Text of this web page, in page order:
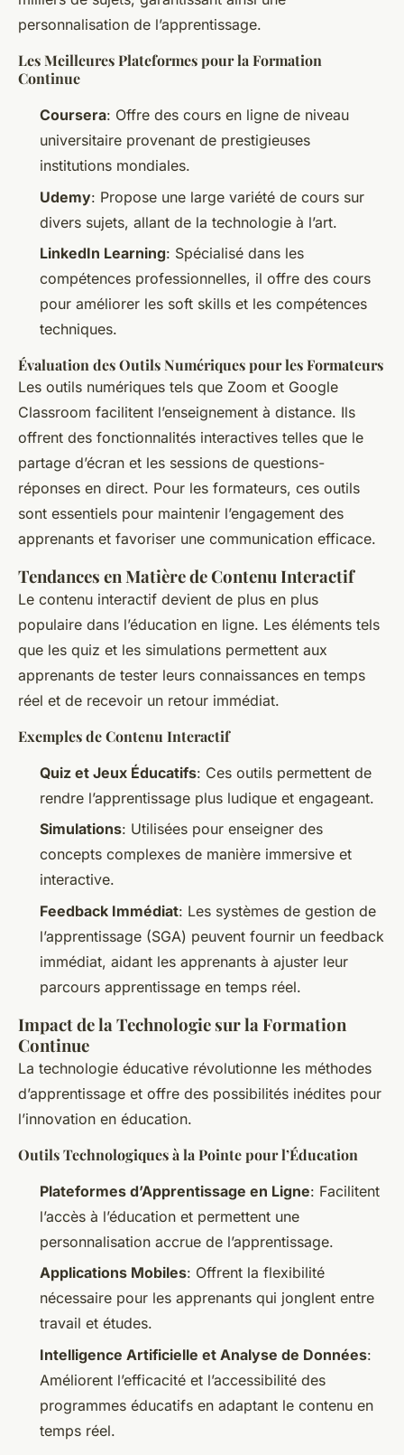
personnalisation de l’apprentissage.
Les Meilleures Plateformes pour la Formation
Continue
Coursera: Offre des cours en ligne de niveau
universitaire provenant de prestigieuses
institutions mondiales.
Udemy: Propose une large variété de cours sur
divers sujets, allant de la technologie à l’art.
LinkedIn Learning: Spécialisé dans les
compétences professionnelles, il offre des cours
pour améliorer les soft skills et les compétences
techniques.
Évaluation des Outils Numériques pour les Formateurs
Les outils numériques tels que Zoom et Google
Classroom facilitent l’enseignement à distance. Ils
offrent des fonctionnalités interactives telles que le
partage d’écran et les sessions de questions-
réponses en direct. Pour les formateurs, ces outils
sont essentiels pour maintenir l’engagement des
apprenants et favoriser une communication efficace.
Tendances en Matière de Contenu Interactif
Le contenu interactif devient de plus en plus
populaire dans l’éducation en ligne. Les éléments tels
que les quiz et les simulations permettent aux
apprenants de tester leurs connaissances en temps
réel et de recevoir un retour immédiat.
Exemples de Contenu Interactif
Quiz et Jeux Éducatifs: Ces outils permettent de
rendre l’apprentissage plus ludique et engageant.
Simulations: Utilisées pour enseigner des
concepts complexes de manière immersive et
interactive.
Feedback Immédiat: Les systèmes de gestion de
l’apprentissage (SGA) peuvent fournir un feedback
immédiat, aidant les apprenants à ajuster leur
parcours apprentissage en temps réel.
Impact de la Technologie sur la Formation
Continue
La technologie éducative révolutionne les méthodes
d’apprentissage et offre des possibilités inédites pour
l’innovation en éducation.
Outils Technologiques à la Pointe pour l’Éducation
Plateformes d’Apprentissage en Ligne: Facilitent
l’accès à l’éducation et permettent une
personnalisation accrue de l’apprentissage.
Applications Mobiles: Offrent la flexibilité
nécessaire pour les apprenants qui jonglent entre
travail et études.
Intelligence Artificielle et Analyse de Données:
Améliorent l’efficacité et l’accessibilité des
programmes éducatifs en adaptant le contenu en
temps réel.